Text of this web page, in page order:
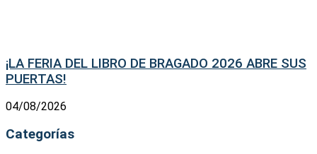
¡LA FERIA DEL LIBRO DE BRAGADO 2026 ABRE SUS
PUERTAS!
04/08/2026
Categorías